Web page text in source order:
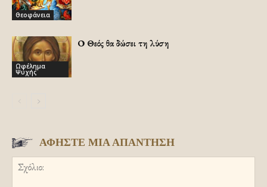
Θεοφάνεια
Ωφέλημα
Ψυχής
Ο Θεός θα δώσει τη λύση
ΑΦΗΣΤΕ ΜΙΑ ΑΠΑΝΤΗΣΗ